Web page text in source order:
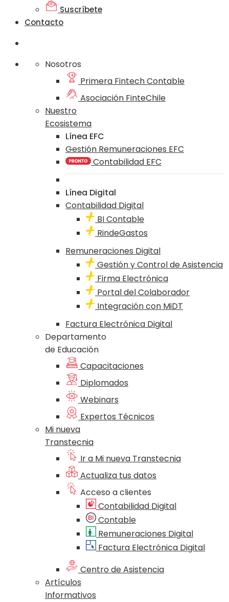
Suscríbete
Contacto
Nosotros
Primera Fintech Contable
Asociación FinteChile
Nuestro
Ecosistema
Línea EFC
Gestión Remuneraciones EFC
Contabilidad EFC
Línea Digital
Contabilidad Digital
BI Contable
RindeGastos
Remuneraciones Digital
Gestión y Control de Asistencia
Firma Electrónica
Portal del Colaborador
Integración con MiDT
Factura Electrónica Digital
Departamento
de Educación
Capacitaciones
Diplomados
Webinars
Expertos Técnicos
Mi nueva
Transtecnia
Ir a Mi nueva Transtecnia
Actualiza tus datos
Acceso a clientes
Contabilidad Digital
Contable
Remuneraciones Digital
Factura Electrónica Digital
Centro de Asistencia
Artículos
Informativos